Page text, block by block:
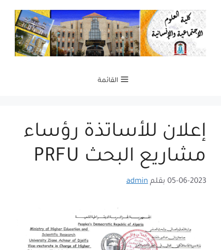
المحتوى
القائمة
إعلان للأساتذة رؤساء
مشاريع البحث PRFU
05-06-2023 بقلم admin